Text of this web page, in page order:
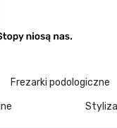
Frezarki podologiczne